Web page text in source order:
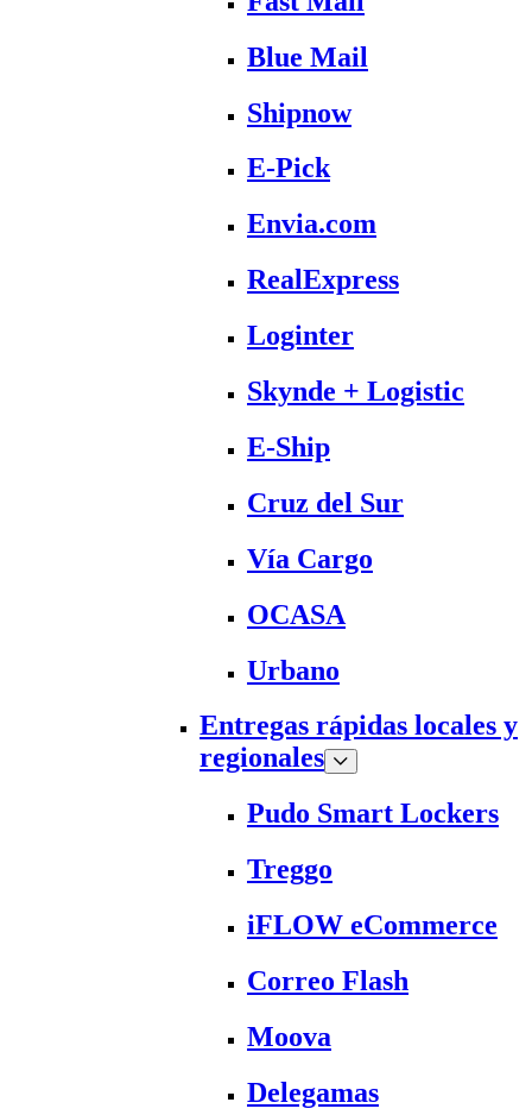
Blue Mail
Shipnow
E-Pick
Envia.com
RealExpress
Loginter
Skynde + Logistic
E-Ship
Cruz del Sur
Vía Cargo
OCASA
Urbano
Entregas rápidas locales y
regionales
Pudo Smart Lockers
Treggo
iFLOW eCommerce
Correo Flash
Moova
Delegamas